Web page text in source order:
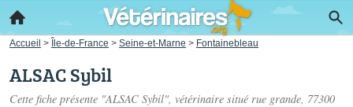
Accueil > Île-de-France > Seine-et-Marne > Fontainebleau
ALSAC Sybil
Cette fiche présente "ALSAC Sybil", vétérinaire situé rue grande, 77300